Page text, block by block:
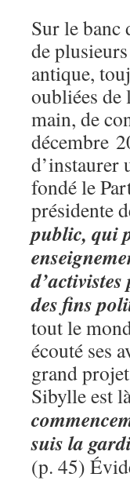
Sur le banc
de
antique,
oubliées de
main, de
décembre
d’instaurer
fondé le
présidente
public, qui
des fins
tout le
écouté ses
grand
Sibylle est
suis la
(p. 45)